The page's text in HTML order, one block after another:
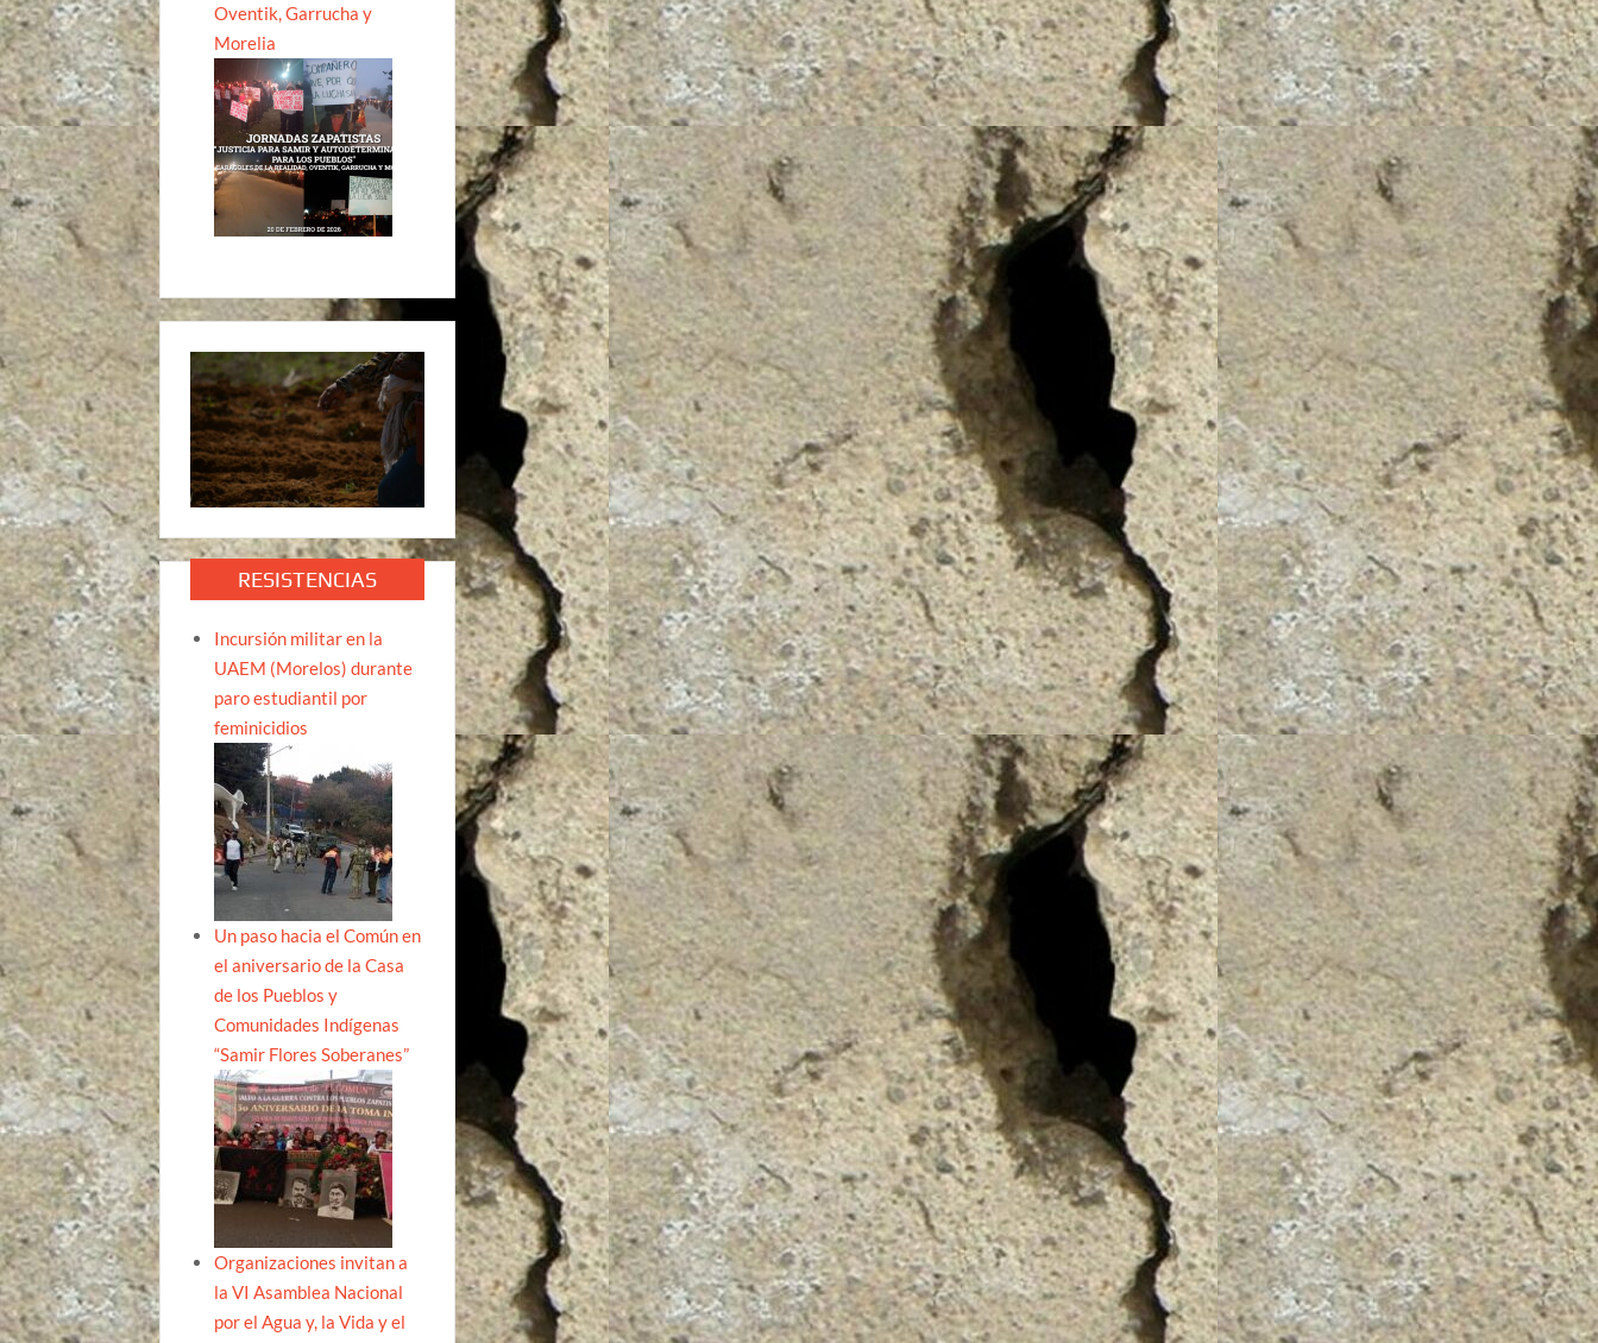
Oventik, Garrucha y
Morelia
RESISTENCIAS
Incursión militar en la
UAEM (Morelos) durante
paro estudiantil por
feminicidios
Un paso hacia el Común en
el aniversario de la Casa
de los Pueblos y
Comunidades Indígenas
“Samir Flores Soberanes”
Organizaciones invitan a
la VI Asamblea Nacional
por el Agua y, la Vida y el